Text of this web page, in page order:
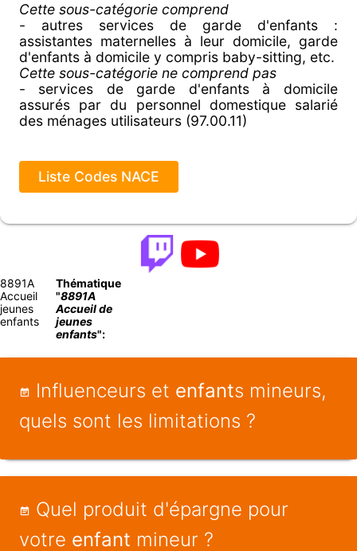
Cette sous-catégorie comprend
- autres services de garde d'enfants :
assistantes maternelles à leur domicile, garde
d'enfants à domicile y compris baby-sitting, etc.
Cette sous-catégorie ne comprend pas
- services de garde d'enfants à domicile
assurés par du personnel domestique salarié
des ménages utilisateurs (97.00.11)
Liste Codes NACE
8891A
Accueil
jeunes
enfants
Thématique
"8891A
Accueil de
jeunes
enfants":
Influenceurs et enfants mineurs,
quels sont les limitations ?
Quel produit d'épargne pour
votre enfant mineur ?